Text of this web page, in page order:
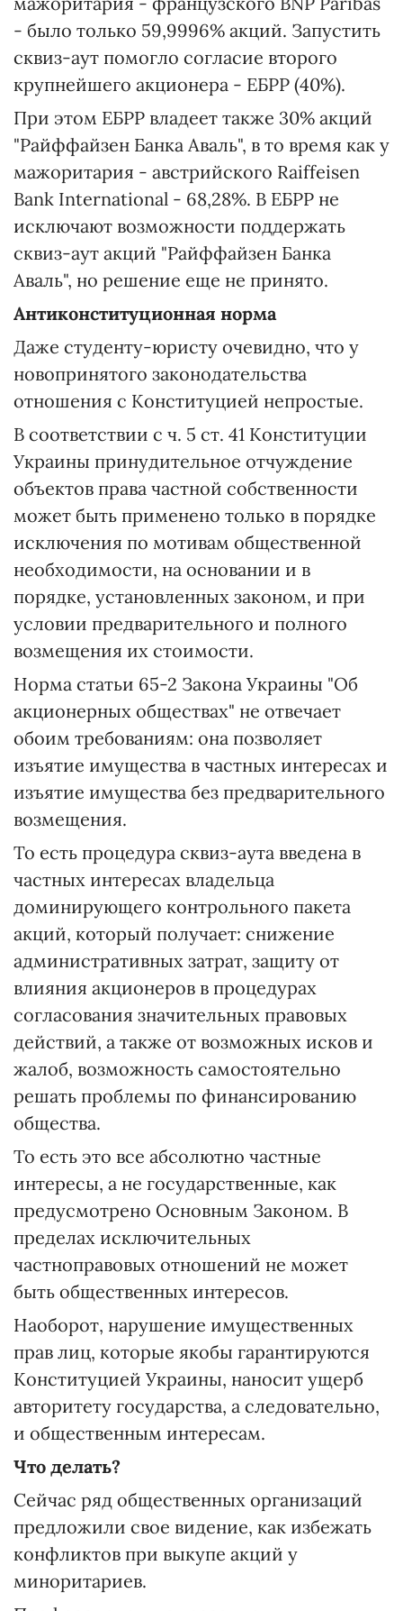
- было только 59,9996% акций. Запустить
сквиз-аут помогло согласие второго
крупнейшего акционера - ЕБРР (40%).
При этом ЕБРР владеет также 30% акций
"Райффайзен Банка Аваль", в то время как у
мажоритария - австрийского Raiffeisen
Bank International - 68,28%. В ЕБРР не
исключают возможности поддержать
сквиз-аут акций "Райффайзен Банка
Аваль", но решение еще не принято.
Антиконституционная норма
Даже студенту-юристу очевидно, что у
новопринятого законодательства
отношения с Конституцией непростые.
В соответствии с ч. 5 ст. 41 Конституции
Украины принудительное отчуждение
объектов права частной собственности
может быть применено только в порядке
исключения по мотивам общественной
необходимости, на основании и в
порядке, установленных законом, и при
условии предварительного и полного
возмещения их стоимости.
Норма статьи 65-2 Закона Украины "Об
акционерных обществах" не отвечает
обоим требованиям: она позволяет
изъятие имущества в частных интересах и
изъятие имущества без предварительного
возмещения.
То есть процедура сквиз-аута введена в
частных интересах владельца
доминирующего контрольного пакета
акций, который получает: снижение
административных затрат, защиту от
влияния акционеров в процедурах
согласования значительных правовых
действий, а также от возможных исков и
жалоб, возможность самостоятельно
решать проблемы по финансированию
общества.
То есть это все абсолютно частные
интересы, а не государственные, как
предусмотрено Основным Законом. В
пределах исключительных
частноправовых отношений не может
быть общественных интересов.
Наоборот, нарушение имущественных
прав лиц, которые якобы гарантируются
Конституцией Украины, наносит ущерб
авторитету государства, а следовательно,
и общественным интересам.
Что делать?
Сейчас ряд общественных организаций
предложили свое видение, как избежать
конфликтов при выкупе акций у
миноритариев.